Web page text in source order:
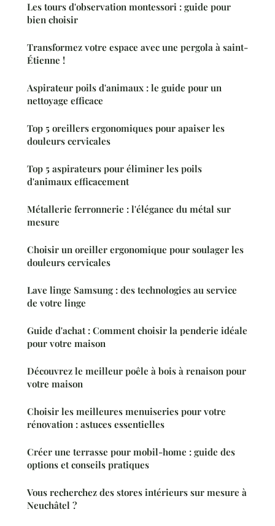
Les tours d'observation montessori : guide pour
bien choisir
Transformez votre espace avec une pergola à saint-
Étienne !
Aspirateur poils d'animaux : le guide pour un
nettoyage efficace
Top 5 oreillers ergonomiques pour apaiser les
douleurs cervicales
Top 5 aspirateurs pour éliminer les poils
d'animaux efficacement
Métallerie ferronnerie : l'élégance du métal sur
mesure
Choisir un oreiller ergonomique pour soulager les
douleurs cervicales
Lave linge Samsung : des technologies au service
de votre linge
Guide d'achat : Comment choisir la penderie idéale
pour votre maison
Découvrez le meilleur poêle à bois à renaison pour
votre maison
Choisir les meilleures menuiseries pour votre
rénovation : astuces essentielles
Créer une terrasse pour mobil-home : guide des
options et conseils pratiques
Vous recherchez des stores intérieurs sur mesure à
Neuchâtel ?